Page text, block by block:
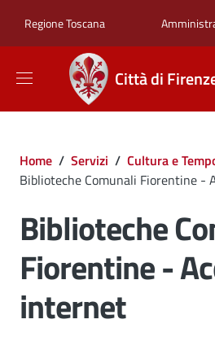
Regione Toscana
Città di
Briciole di pane
Home / Servizi / Cultura e
Biblioteche Comunali Fiorentine -
Biblioteche
Fiorentine -
internet